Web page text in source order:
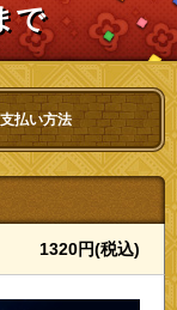
で
払い方法
1320円(税込)